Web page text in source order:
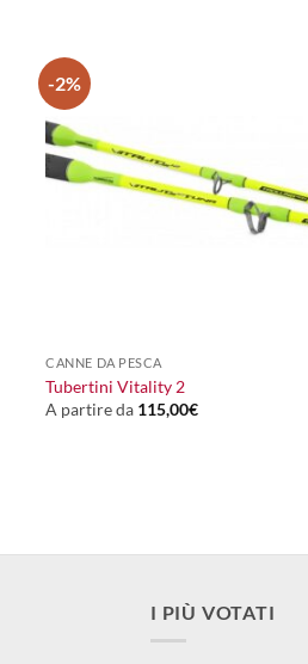
-2%
CANNE DA PESCA
Tubertini Vitality 2
A partire da 115,00€
I PIÙ VOTATI